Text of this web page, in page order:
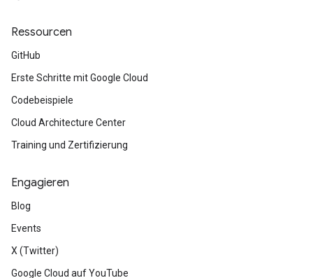
Ressourcen
GitHub
Erste Schritte mit Google Cloud
Codebeispiele
Cloud Architecture Center
Training und Zertifizierung
Engagieren
Blog
Events
X (Twitter)
Google Cloud auf YouTube